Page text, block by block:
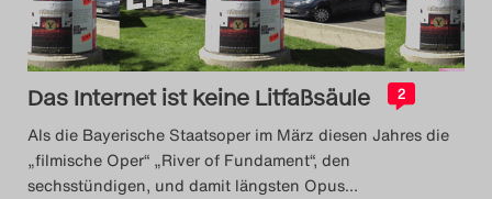
Das Internet ist keine Litfaßsäule 2
Als die Bayerische Staatsoper im März diesen Jahres die
„filmische Oper“ „River of Fundament“, den
sechsstündigen, und damit längsten Opus…